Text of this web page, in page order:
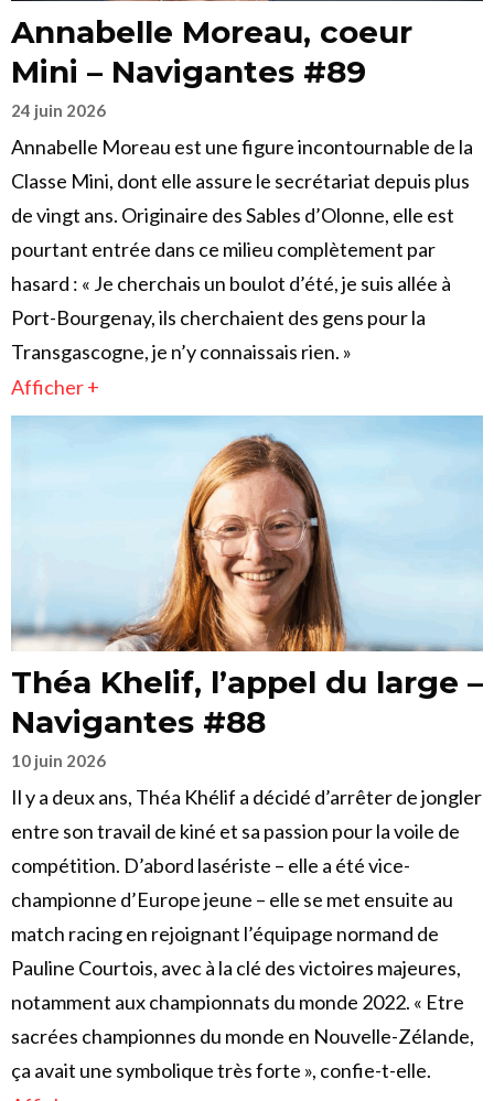
Annabelle Moreau, coeur
Mini – Navigantes #89
24 juin 2026
Annabelle Moreau est une figure incontournable de la
Classe Mini, dont elle assure le secrétariat depuis plus
de vingt ans. Originaire des Sables d’Olonne, elle est
pourtant entrée dans ce milieu complètement par
hasard : « Je cherchais un boulot d’été, je suis allée à
Port-Bourgenay, ils cherchaient des gens pour la
Transgascogne, je n’y connaissais rien. »
Afficher +
Théa Khelif, l’appel du large –
Navigantes #88
10 juin 2026
Il y a deux ans, Théa Khélif a décidé d’arrêter de jongler
entre son travail de kiné et sa passion pour la voile de
compétition. D’abord lasériste – elle a été vice-
championne d’Europe jeune – elle se met ensuite au
match racing en rejoignant l’équipage normand de
Pauline Courtois, avec à la clé des victoires majeures,
notamment aux championnats du monde 2022. « Etre
sacrées championnes du monde en Nouvelle-Zélande,
ça avait une symbolique très forte », confie-t-elle.